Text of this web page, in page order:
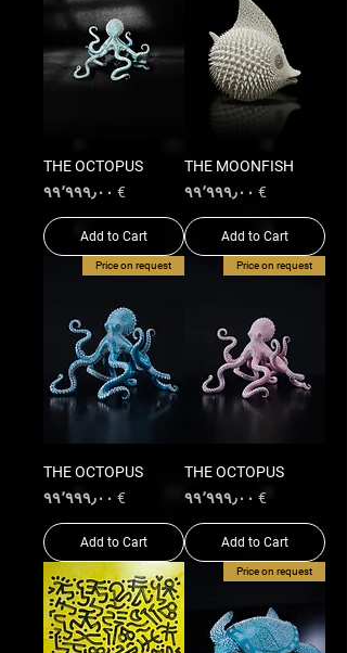
THE MOONFISH
Price
€ ۹۹٬۹۹۹٫۰۰
Add to Cart
THE OCTOPUS
Price
€ ۹۹٬۹۹۹٫۰۰
Add to Cart
Price on request
THE OCTOPUS
Price
€ ۹۹٬۹۹۹٫۰۰
Add to Cart
Price on request
THE OCTOPUS
Price
€ ۹۹٬۹۹۹٫۰۰
Add to Cart
Price on request